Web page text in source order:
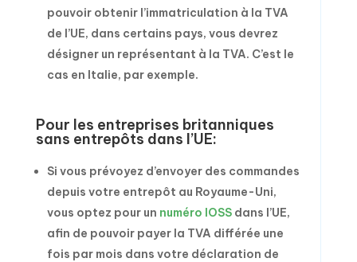
pouvoir obtenir l’immatriculation à la TVA
de l’UE, dans certains pays, vous devrez
désigner un représentant à la TVA. C’est le
cas en Italie, par exemple.
Pour les entreprises britanniques
sans entrepôts dans l’UE:
Si vous prévoyez d’envoyer des commandes
depuis votre entrepôt au Royaume-Uni,
vous optez pour un numéro IOSSdans l’UE,
afin de pouvoir payer la TVA différée une
fois par mois dans votre déclaration de